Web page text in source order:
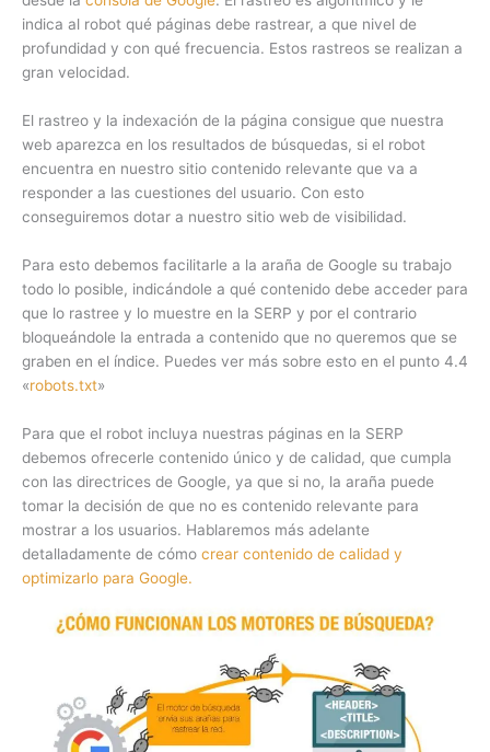
indica al robot qué páginas debe rastrear, a que nivel de
profundidad y con qué frecuencia. Estos rastreos se realizan a
gran velocidad.
El rastreo y la indexación de la página consigue que nuestra
web aparezca en los resultados de búsquedas, si el robot
encuentra en nuestro sitio contenido relevante que va a
responder a las cuestiones del usuario. Con esto
conseguiremos dotar a nuestro sitio web de visibilidad.
Para esto debemos facilitarle a la araña de Google su trabajo
todo lo posible, indicándole a qué contenido debe acceder para
que lo rastree y lo muestre en la SERP y por el contrario
bloqueándole la entrada a contenido que no queremos que se
graben en el índice. Puedes ver más sobre esto en el punto 4.4
«robots.txt»
Para que el robot incluya nuestras páginas en la SERP
debemos ofrecerle contenido único y de calidad, que cumpla
con las directrices de Google, ya que si no, la araña puede
tomar la decisión de que no es contenido relevante para
mostrar a los usuarios. Hablaremos más adelante
detalladamente de cómo crear contenido de calidad y
optimizarlo para Google.